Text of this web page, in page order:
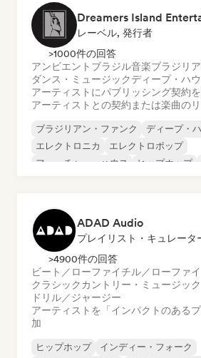
Dreamers Island
レーベル, 発行者
>1000件の回答
アンビエント ブラジル音楽ブラジリ
ダンス・ミュージックディープ・ハ
アーティストにパブリッシング契約
アーティストとの契約または楽曲の
ブラジリアン・ファンク
ディープ・
エレクトロニカ
エレクトロポップ
フューチャー・ハウス
ヒップホップ
ADAD Audio
プレイリスト・キュレータ
>4900件の回答
ビート／ローファイチル／ローファ
クラシック カントリー・ミュージック
ドリル／ジャージー
アーティストを「インパクトのある
加
ヒップホップ
インディー・フォーク